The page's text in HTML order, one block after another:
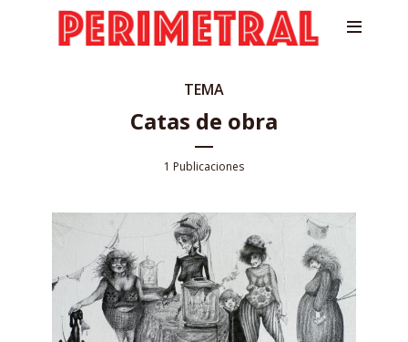
TEMA
Catas de obra
1 Publicaciones